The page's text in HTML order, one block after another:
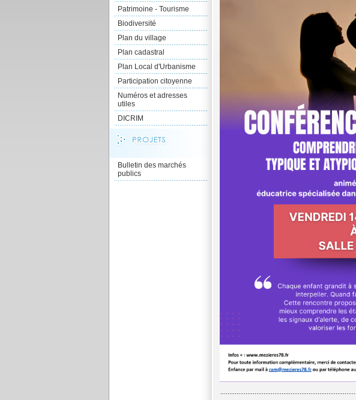
Patrimoine - Tourisme
Biodiversité
Plan du village
Plan cadastral
Plan Local d'Urbanisme
Participation citoyenne
Numéros et adresses
utiles
DICRIM
Bulletin des marchés
publics